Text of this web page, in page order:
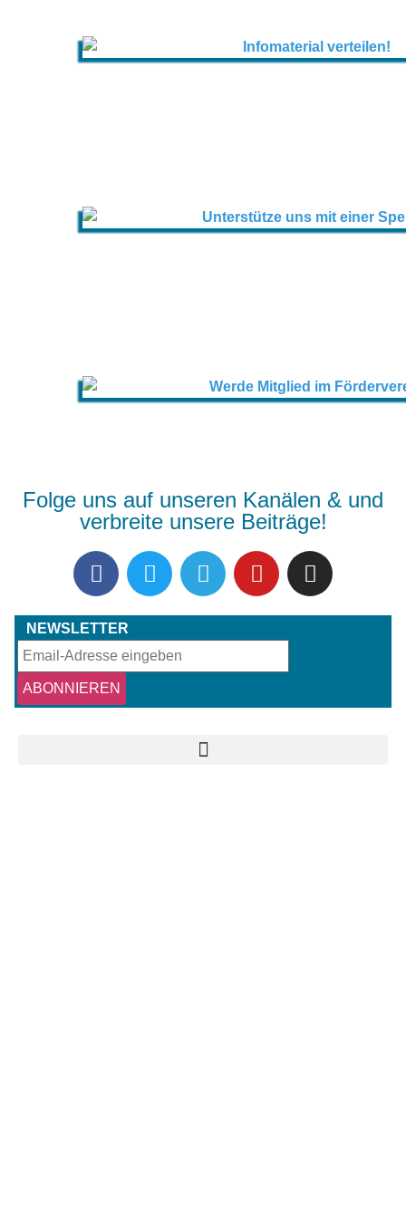
Folge uns auf unseren Kanälen & und
verbreite unsere Beiträge!
NEWSLETTER